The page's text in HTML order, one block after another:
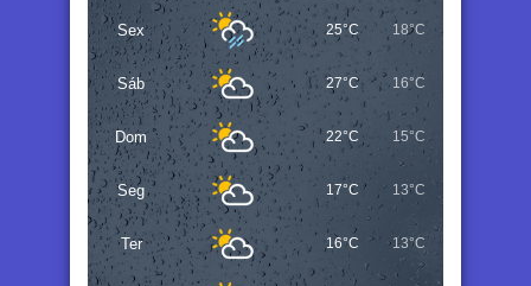
Sex 25°C 18°C
Sáb 27°C 16°C
Dom 22°C 15°C
Seg 17°C 13°C
Ter 16°C 13°C